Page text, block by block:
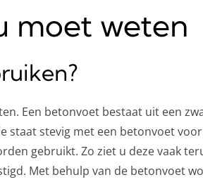
moet weten
Een betonvoet bestaat uit een
stevig met een betonvoet voor
gebruikt. Zo ziet u deze vaak
Met behulp van de betonvoet